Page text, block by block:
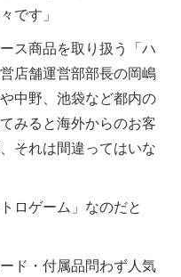
です」
ス商品を取り扱う「ハ
店舗運営部部長の岡嶋
中野、池袋など都内の
みると海外からのお客
それは間違ってはいな
ロゲーム」なのだと
ド・付属品問わず人気